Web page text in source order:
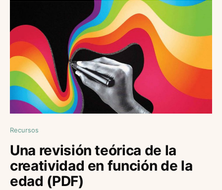
Recursos
Una revisión teórica de la
creatividad en función de la
edad (PDF)